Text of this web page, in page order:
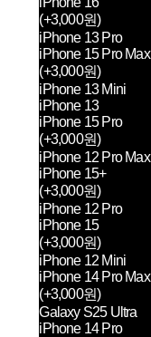
(+3,000원)
iPhone 13 Pro
iPhone 15 Pro Max
(+3,000원)
iPhone 13 Mini
iPhone 13
iPhone 15 Pro
(+3,000원)
iPhone 12 Pro Max
iPhone 15+
(+3,000원)
iPhone 12 Pro
iPhone 15
(+3,000원)
iPhone 12 Mini
iPhone 14 Pro Max
(+3,000원)
Galaxy S25 Ultra
iPhone 14 Pro